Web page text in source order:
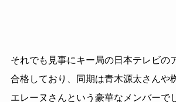
それでも見事にキー局の日本テレビの
合格しており、同期は青木源太さんや
エレーヌさんという豪華なメンバーで